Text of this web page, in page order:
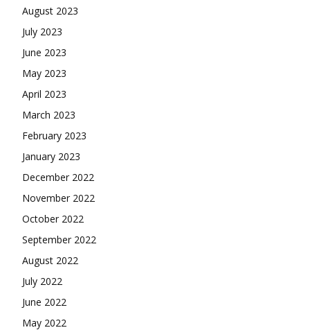
August 2023
July 2023
June 2023
May 2023
April 2023
March 2023
February 2023
January 2023
December 2022
November 2022
October 2022
September 2022
August 2022
July 2022
June 2022
May 2022